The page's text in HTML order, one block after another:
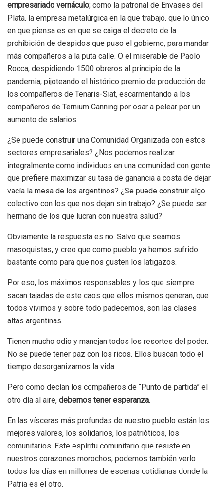
empresariado vernáculo; como la patronal de Envases del
Plata, la empresa metalúrgica en la que trabajo, que lo único
en que piensa es en que se caiga el decreto de la
prohibición de despidos que puso el gobierno, para mandar
más compañeros a la puta calle. O el miserable de Paolo
Rocca, despidiendo 1500 obreros al principio de la
pandemia, pijoteando el histórico premio de producción de
los compañeros de Tenaris-Siat, escarmentando a los
compañeros de Ternium Canning por osar a pelear por un
aumento de salarios.
¿Se puede construir una Comunidad Organizada con estos
sectores empresariales? ¿Nos podemos realizar
integralmente como individuos en una comunidad con gente
que prefiere maximizar su tasa de ganancia a costa de dejar
vacía la mesa de los argentinos? ¿Se puede construir algo
colectivo con los que nos dejan sin trabajo? ¿Se puede ser
hermano de los que lucran con nuestra salud?
Obviamente la respuesta es no. Salvo que seamos
masoquistas, y creo que como pueblo ya hemos sufrido
bastante como para que nos gusten los latigazos.
Por eso, los máximos responsables y los que siempre
sacan tajadas de este caos que ellos mismos generan, que
todos vivimos y sobre todo padecemos, son las clases
altas argentinas.
Tienen mucho odio y manejan todos los resortes del poder.
No se puede tener paz con los ricos. Ellos buscan todo el
tiempo desorganizarnos la vida.
Pero como decían los compañeros de “Punto de partida” el
otro día al aire, debemos tener esperanza.
En las vísceras más profundas de nuestro pueblo están los
mejores valores, los solidarios, los patrióticos, los
comunitarios. Este espíritu comunitario que resiste en
nuestros corazones morochos, podemos también verlo
todos los días en millones de escenas cotidianas donde la
Patria es el otro.